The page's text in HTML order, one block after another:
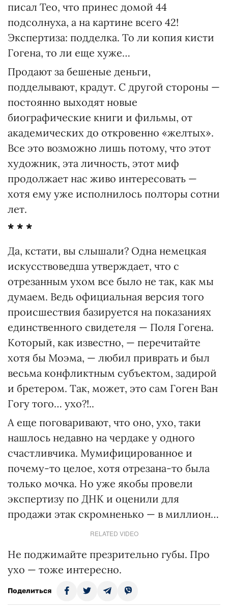
писал Тео, что принес домой 44
подсолнуха, а на картине всего 42!
Экспертиза: подделка. То ли копия кисти
Гогена, то ли еще хуже…
Продают за бешеные деньги,
подделывают, крадут. С другой стороны —
постоянно выходят новые
биографические книги и фильмы, от
академических до откровенно «желтых».
Все это возможно лишь потому, что этот
художник, эта личность, этот миф
продолжает нас живо интересовать —
хотя ему уже исполнилось полторы сотни
лет.
* * *
Да, кстати, вы слышали? Одна немецкая
искусствоведша утверждает, что с
отрезанным ухом все было не так, как мы
думаем. Ведь официальная версия того
происшествия базируется на показаниях
единственного свидетеля — Поля Гогена.
Который, как известно, — перечитайте
хотя бы Моэма, — любил приврать и был
весьма конфликтным субъектом, задирой
и бретером. Так, может, это сам Гоген Ван
Гогу того… ухо?!..
А еще поговаривают, что оно, ухо, таки
нашлось недавно на чердаке у одного
счастливчика. Мумифицированное и
почему-то целое, хотя отрезана-то была
только мочка. Но уже якобы провели
экспертизу по ДНК и оценили для
продажи этак скромненько — в миллион…
RELATED VIDEO
Не поджимайте презрительно губы. Про
ухо — тоже интересно.
Поделиться